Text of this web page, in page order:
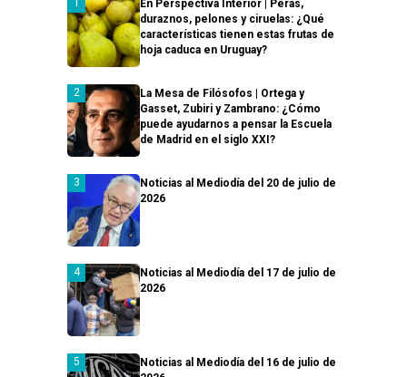
En Perspectiva Interior | Peras,
duraznos, pelones y ciruelas: ¿Qué
características tienen estas frutas de
hoja caduca en Uruguay?
La Mesa de Filósofos | Ortega y
Gasset, Zubiri y Zambrano: ¿Cómo
puede ayudarnos a pensar la Escuela
de Madrid en el siglo XXI?
Noticias al Mediodía del 20 de julio de
2026
Noticias al Mediodía del 17 de julio de
2026
Noticias al Mediodía del 16 de julio de